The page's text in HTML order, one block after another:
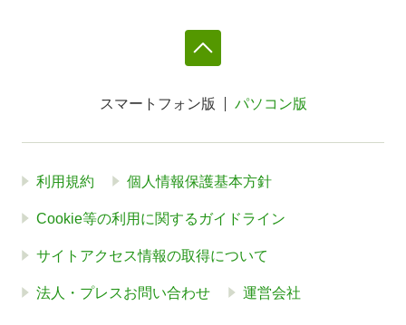
スマートフォン版 パソコン版
利用規約 個人情報保護基本方針
Cookie等の利用に関するガイドライン
サイトアクセス情報の取得について
法人・プレスお問い合わせ 運営会社